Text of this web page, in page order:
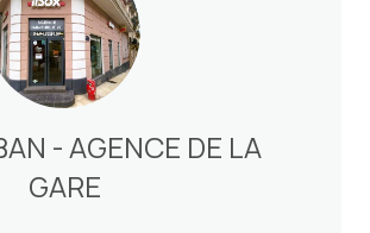
- AGENCE DE LA
GARE